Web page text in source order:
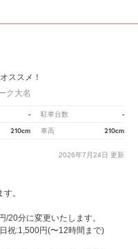
ススメ！
ク大名
- 駐車台数 -
210cm 車高 210cm
2026年7月24日 更新
。
分に変更いたします。
祝:1,500円(〜12時間まで)